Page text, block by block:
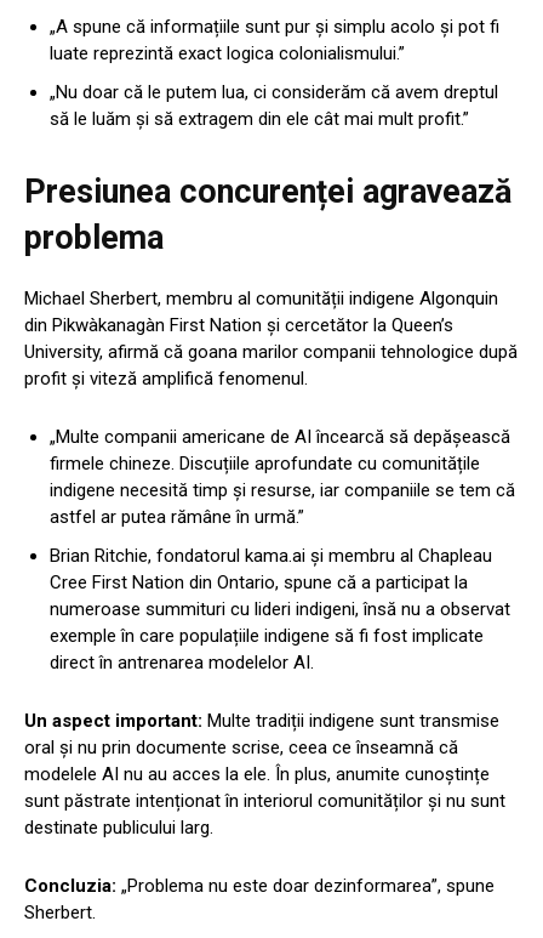
„A spune că informațiile sunt pur și simplu acolo și pot fi
luate reprezintă exact logica colonialismului.”
„Nu doar că le putem lua, ci considerăm că avem dreptul
să le luăm și să extragem din ele cât mai mult profit.”
Presiunea concurenței agravează
problema
Michael Sherbert, membru al comunității indigene Algonquin
din Pikwàkanagàn First Nation și cercetător la Queen’s
University, afirmă că goana marilor companii tehnologice după
profit și viteză amplifică fenomenul.
„Multe companii americane de AI încearcă să depășească
firmele chineze. Discuțiile aprofundate cu comunitățile
indigene necesită timp și resurse, iar companiile se tem că
astfel ar putea rămâne în urmă.”
Brian Ritchie, fondatorul kama.ai și membru al Chapleau
Cree First Nation din Ontario, spune că a participat la
numeroase summituri cu lideri indigeni, însă nu a observat
exemple în care populațiile indigene să fi fost implicate
direct în antrenarea modelelor AI.
Un aspect important: Multe tradiții indigene sunt transmise
oral și nu prin documente scrise, ceea ce înseamnă că
modelele AI nu au acces la ele. În plus, anumite cunoștințe
sunt păstrate intenționat în interiorul comunităților și nu sunt
destinate publicului larg.
Concluzia: „Problema nu este doar dezinformarea”, spune
Sherbert.